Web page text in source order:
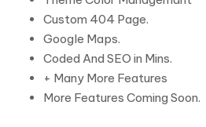
Custom 404 Page.
Google Maps.
Coded And SEO in Mins.
+ Many More Features
More Features Coming Soon.